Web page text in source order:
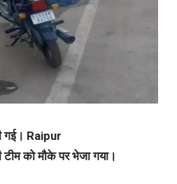
गई। Raipur
को मौके पर भेजा गया।